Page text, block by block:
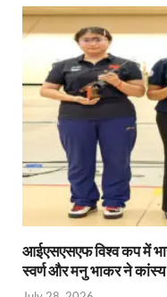
आईएसएसएफ विश्व कप में
स्वर्ण और मनु भाकर ने